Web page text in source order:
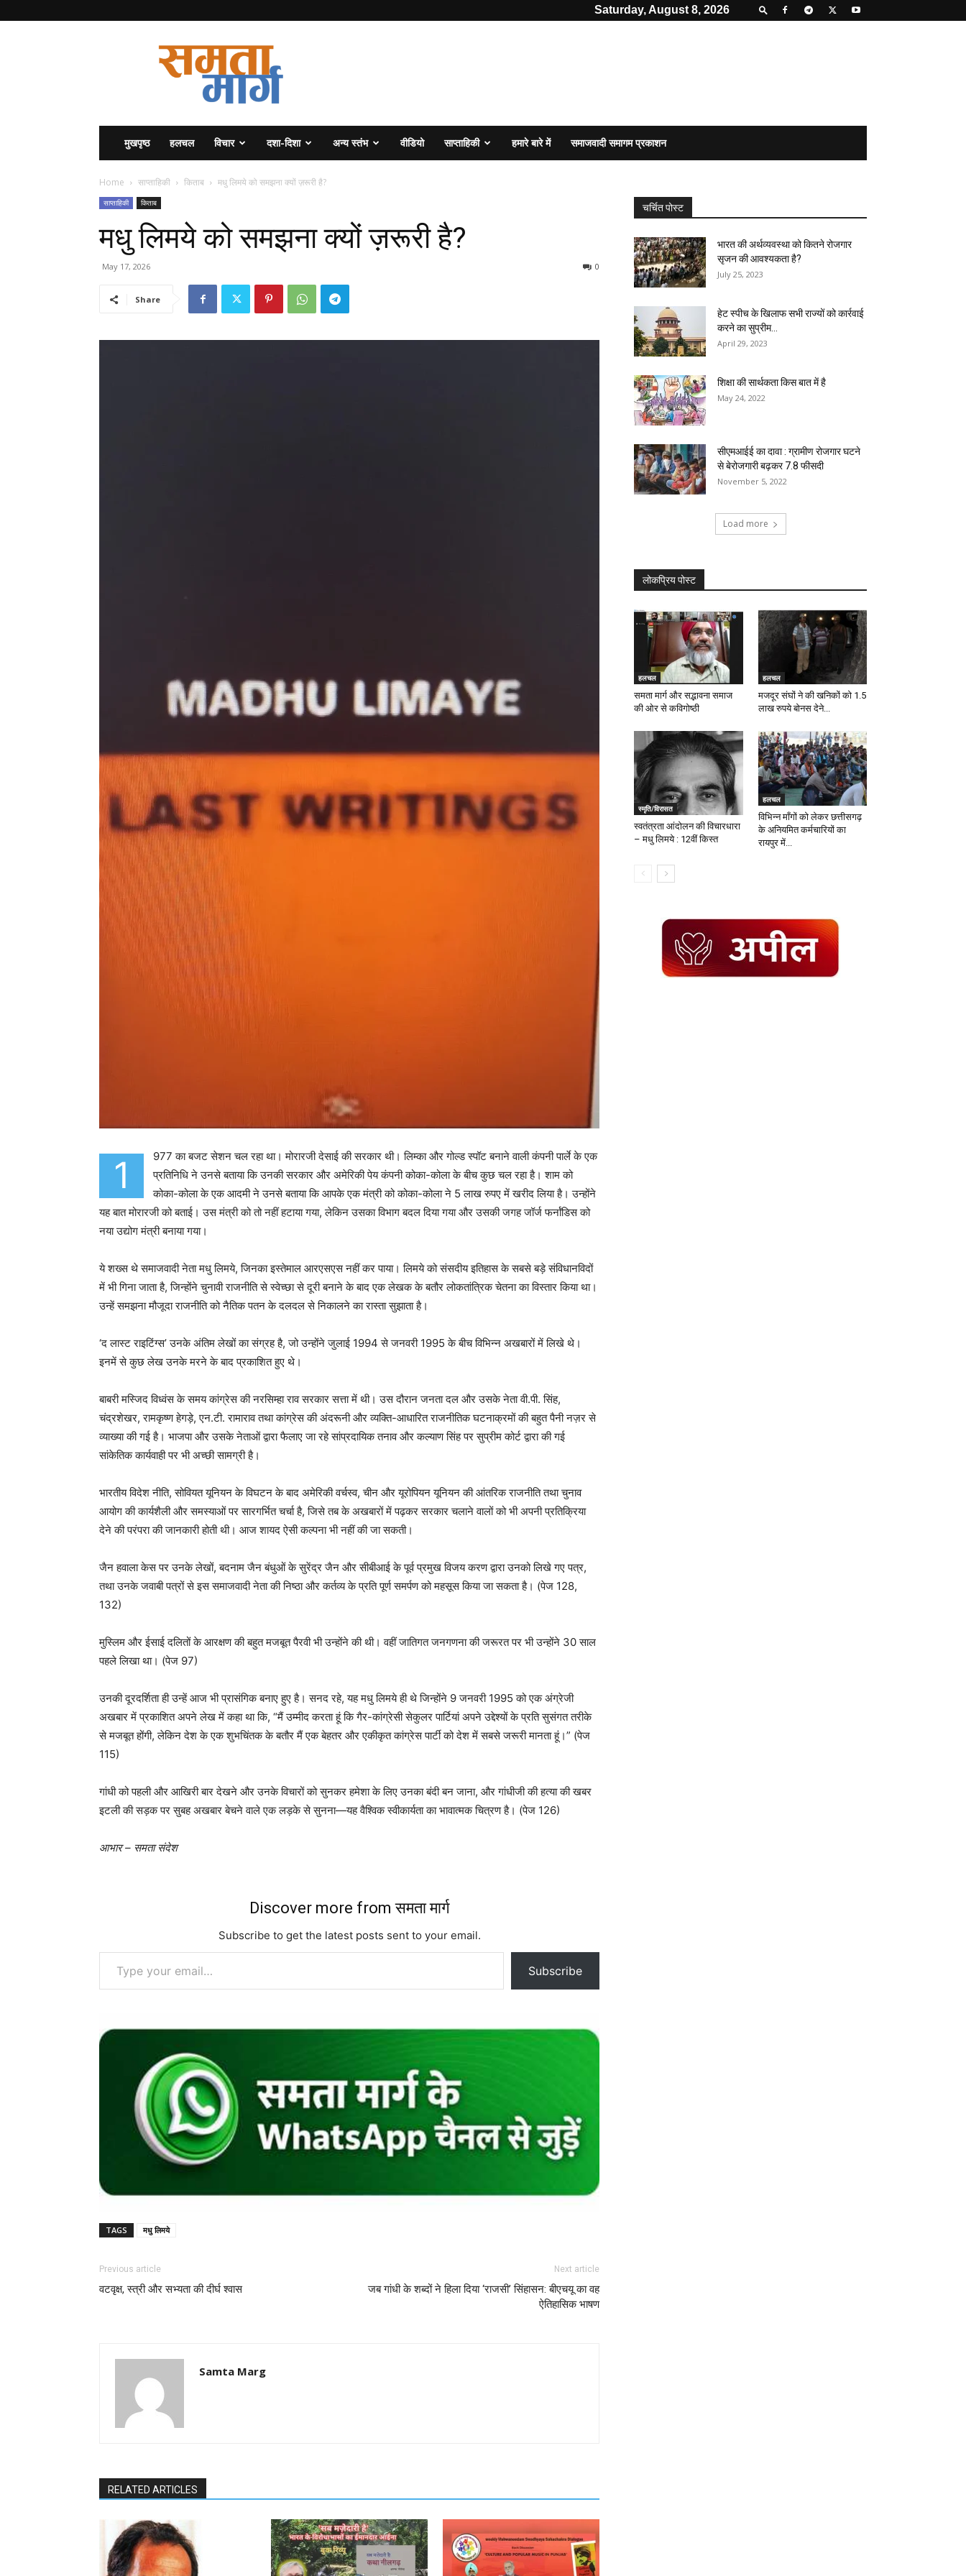
Saturday, August 8, 2026
मुखपृष्ठ हलचल विचार दशा-दिशा अन्य स्तंभ वीडियो साप्ताहिकी हमारे बारे में समाजवादी समागम प्रकाशन
Home साप्ताहिकी किताब मधु लिमये को समझना क्यों ज़रूरी है?
साप्ताहिकी किताब
मधु लिमये को समझना क्यों ज़रूरी है?
May 17, 2026 0
Share
1
977 का बजट सेशन चल रहा था। मोरारजी देसाई की सरकार थी। लिम्का और गोल्ड स्पॉट बनाने वाली कंपनी पार्ले के एक
प्रतिनिधि ने उनसे बताया कि उनकी सरकार और अमेरिकी पेय कंपनी कोका-कोला के बीच कुछ चल रहा है। शाम को
कोका-कोला के एक आदमी ने उनसे बताया कि आपके एक मंत्री को कोका-कोला ने 5 लाख रुपए में खरीद लिया है। उन्होंने
यह बात मोरारजी को बताई। उस मंत्री को तो नहीं हटाया गया, लेकिन उसका विभाग बदल दिया गया और उसकी जगह जॉर्ज फर्नांडिस को
नया उद्योग मंत्री बनाया गया।
ये शख्स थे समाजवादी नेता मधु लिमये, जिनका इस्तेमाल आरएसएस नहीं कर पाया। लिमये को संसदीय इतिहास के सबसे बड़े संविधानविदों
में भी गिना जाता है, जिन्होंने चुनावी राजनीति से स्वेच्छा से दूरी बनाने के बाद एक लेखक के बतौर लोकतांत्रिक चेतना का विस्तार किया था।
उन्हें समझना मौजूदा राजनीति को नैतिक पतन के दलदल से निकालने का रास्ता सुझाता है।
‘द लास्ट राइटिंग्स’ उनके अंतिम लेखों का संग्रह है, जो उन्होंने जुलाई 1994 से जनवरी 1995 के बीच विभिन्न अखबारों में लिखे थे।
इनमें से कुछ लेख उनके मरने के बाद प्रकाशित हुए थे।
बाबरी मस्जिद विध्वंस के समय कांग्रेस की नरसिम्हा राव सरकार सत्ता में थी। उस दौरान जनता दल और उसके नेता वी.पी. सिंह,
चंद्रशेखर, रामकृष्ण हेगड़े, एन.टी. रामाराव तथा कांग्रेस की अंदरूनी और व्यक्ति-आधारित राजनीतिक घटनाक्रमों की बहुत पैनी नज़र से
व्याख्या की गई है। भाजपा और उसके नेताओं द्वारा फैलाए जा रहे सांप्रदायिक तनाव और कल्याण सिंह पर सुप्रीम कोर्ट द्वारा की गई
सांकेतिक कार्यवाही पर भी अच्छी सामग्री है।
भारतीय विदेश नीति, सोवियत यूनियन के विघटन के बाद अमेरिकी वर्चस्व, चीन और यूरोपियन यूनियन की आंतरिक राजनीति तथा चुनाव
आयोग की कार्यशैली और समस्याओं पर सारगर्भित चर्चा है, जिसे तब के अखबारों में पढ़कर सरकार चलाने वालों को भी अपनी प्रतिक्रिया
देने की परंपरा की जानकारी होती थी। आज शायद ऐसी कल्पना भी नहीं की जा सकती।
जैन हवाला केस पर उनके लेखों, बदनाम जैन बंधुओं के सुरेंद्र जैन और सीबीआई के पूर्व प्रमुख विजय करण द्वारा उनको लिखे गए पत्र,
तथा उनके जवाबी पत्रों से इस समाजवादी नेता की निष्ठा और कर्तव्य के प्रति पूर्ण समर्पण को महसूस किया जा सकता है। (पेज 128,
132)
मुस्लिम और ईसाई दलितों के आरक्षण की बहुत मजबूत पैरवी भी उन्होंने की थी। वहीं जातिगत जनगणना की जरूरत पर भी उन्होंने 30 साल
पहले लिखा था। (पेज 97)
उनकी दूरदर्शिता ही उन्हें आज भी प्रासंगिक बनाए हुए है। सनद रहे, यह मधु लिमये ही थे जिन्होंने 9 जनवरी 1995 को एक अंग्रेजी
अखबार में प्रकाशित अपने लेख में कहा था कि, “मैं उम्मीद करता हूं कि गैर-कांग्रेसी सेकुलर पार्टियां अपने उद्देश्यों के प्रति सुसंगत तरीके
से मजबूत होंगी, लेकिन देश के एक शुभचिंतक के बतौर मैं एक बेहतर और एकीकृत कांग्रेस पार्टी को देश में सबसे जरूरी मानता हूं।” (पेज
115)
गांधी को पहली और आखिरी बार देखने और उनके विचारों को सुनकर हमेशा के लिए उनका बंदी बन जाना, और गांधीजी की हत्या की खबर
इटली की सड़क पर सुबह अखबार बेचने वाले एक लड़के से सुनना—यह वैश्विक स्वीकार्यता का भावात्मक चित्रण है। (पेज 126)
आभार – समता संदेश
Discover more from समता मार्ग
Subscribe to get the latest posts sent to your email.
Type your email…
Subscribe
TAGS मधु लिमये
Previous article
वटवृक्ष, स्त्री और सभ्यता की दीर्घ श्वास
Next article
जब गांधी के शब्दों ने हिला दिया ‘राजसी’ सिंहासन: बीएचयू का वह
ऐतिहासिक भाषण
Samta Marg
RELATED ARTICLES
चर्चित पोस्ट
भारत की अर्थव्यवस्था को कितने रोजगार
सृजन की आवश्यकता है?
July 25, 2023
हेट स्पीच के खिलाफ सभी राज्यों को कार्रवाई
करने का सुप्रीम...
April 29, 2023
शिक्षा की सार्थकता किस बात में है
May 24, 2022
सीएमआईई का दावा : ग्रामीण रोजगार घटने
से बेरोजगारी बढ़कर 7.8 फीसदी
November 5, 2022
Load more
लोकप्रिय पोस्ट
हलचल
समता मार्ग और सद्भावना समाज
की ओर से कविगोष्ठी
हलचल
मजदूर संघों ने की खनिकों को 1.5
लाख रुपये बोनस देने...
स्मृति/विरासत
स्वतंत्रता आंदोलन की विचारधारा
– मधु लिमये : 12वीं किस्त
हलचल
विभिन्न माँगों को लेकर छत्तीसगढ़
के अनियमित कर्मचारियों का
रायपुर में...